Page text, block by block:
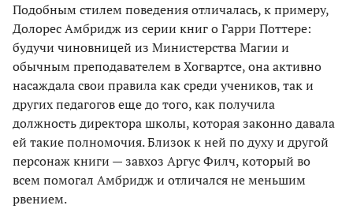
Подобным стилем поведения отличалась, к примеру,
Долорес Амбридж из серии книг о Гарри Поттере:
будучи чиновницей из Министерства Магии и
обычным преподавателем в Хогвартсе, она активно
насаждала свои правила как среди учеников, так и
других педагогов еще до того, как получила
должность директора школы, которая законно давала
ей такие полномочия. Близок к ней по духу и другой
персонаж книги — завхоз Аргус Филч, который во
всем помогал Амбридж и отличался не меньшим
рвением.